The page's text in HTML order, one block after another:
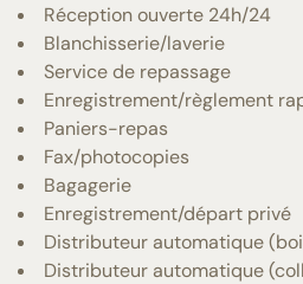
Réception ouverte 24h/24
Blanchisserie/laverie
Service de repassage
Enregistrement/règlement
Paniers-repas
Fax/photocopies
Bagagerie
Enregistrement/départ privé
Distributeur automatique
Distributeur automatique